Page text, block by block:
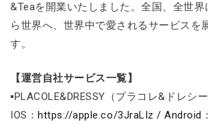
&Teaを開業いたしました。全国、全世
ら世界へ、世界中で愛されるサービスを
す。
【運営自社サービス一覧】
▪PLACOLE&DRESSY（プラコレ&ドレシー
IOS：https://apple.co/3JraLIz / Android ：